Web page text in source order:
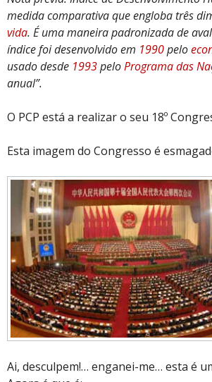
medida comparativa que engloba três
vida. É uma maneira padronizada de
índice foi desenvolvido em 1990pelo
usado desde 1993peloPrograma das
anual”.
O PCP está a realizar o seu 18º
Esta imagem do Congresso é
Ai, desculpem!… enganei-me… esta é